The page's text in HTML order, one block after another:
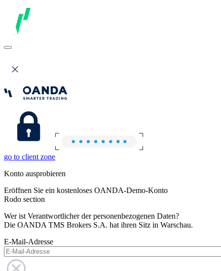
go to client zone
Konto ausprobieren
Eröffnen Sie ein kostenloses OANDA-Demo-Konto
Rodo section
Wer ist Verantwortlicher der personenbezogenen Daten?
Die OANDA TMS Brokers S.A. hat ihren Sitz in Warschau.
E-Mail-Adresse